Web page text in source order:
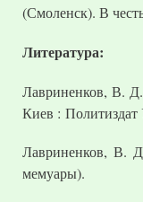
(Смоленск). В
Литература:
Лавриненков, В.
Киев : Политиздат
Лавриненков, В.
мемуары).